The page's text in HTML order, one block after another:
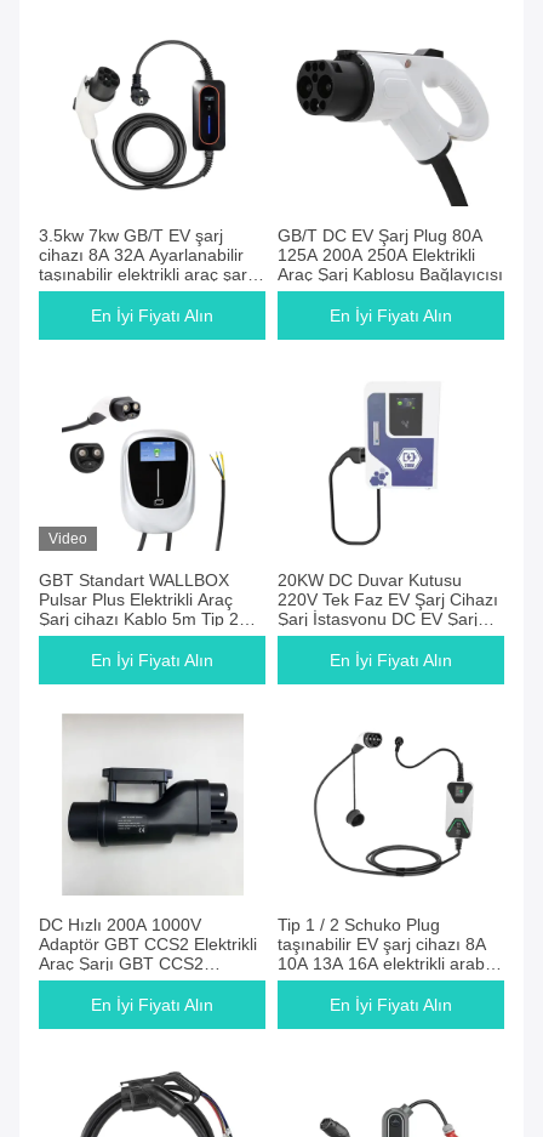
3.5kw 7kw GB/T EV şarj
cihazı 8A 32A Ayarlanabilir
taşınabilir elektrikli araç şarj
cihazı
En İyi Fiyatı Alın
GB/T DC EV Şarj Plug 80A
125A 200A 250A Elektrikli
Araç Şarj Kablosu Bağlayıcısı
En İyi Fiyatı Alın
Video
GBT Standart WALLBOX
Pulsar Plus Elektrikli Araç
Şarj cihazı Kablo 5m Tip 2
1.4 ila 7.4kW Tek Fazlı
Bluetooth Wifi
En İyi Fiyatı Alın
20KW DC Duvar Kutusu
220V Tek Faz EV Şarj Cihazı
Şarj İstasyonu DC EV Şarj
Cihazı için Şarj Cihazı OCPP
En İyi Fiyatı Alın
DC Hızlı 200A 1000V
Adaptör GBT CCS2 Elektrikli
Araç Şarjı GBT CCS2
Adaptör Ev Şarj Bağlantısı
En İyi Fiyatı Alın
Tip 1 / 2 Schuko Plug
taşınabilir EV şarj cihazı 8A
10A 13A 16A elektrikli araba
şarj cihazı
En İyi Fiyatı Alın